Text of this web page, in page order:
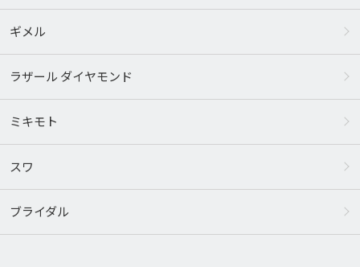
ギメル
ラザール ダイヤモンド
ミキモト
スワ
ブライダル